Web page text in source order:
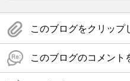
このブログをクリップ
このブログのコメント